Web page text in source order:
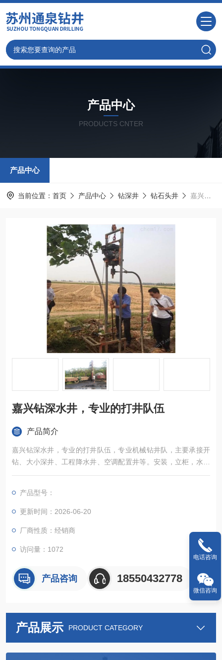
产品中心
PRODUCTS CNTER
产品中心
当前位置： 首页 产品中心 钻深井 钻石头井 嘉兴钻深水井，专业的打井队伍
嘉兴钻深水井，专业的打井队伍
产品简介
嘉兴钻深水井，专业的打井队伍，专业机械钻井队，主要承接开
钻、大小深井、工程降水井、空调配置井等。安装，立柜，水空
调，冷风机，深度30-500米，出水量根据客户需要，为了减轻贵
产品型号：
更新时间：2026-06-20
厂商性质：经销商
访问量：1072
产品咨询 18550432778
产品展示 PRODUCT CATEGORY
电话咨询
微信咨询